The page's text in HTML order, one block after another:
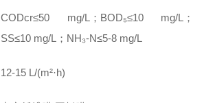
CODcr≤50 mg/L；BOD₅≤10 mg/L；
SS≤10 mg/L；NH₃-N≤5-8 mg/L
12-15 L/(m²·h)